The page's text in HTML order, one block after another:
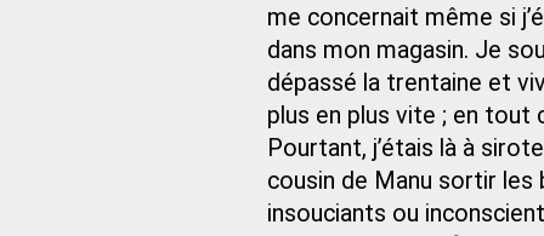
me concernait même si
dans mon magasin. Je
dépassé la trentaine et
plus en plus vite ; en tout
Pourtant, j’étais là à
cousin de Manu sortir les
insouciants ou